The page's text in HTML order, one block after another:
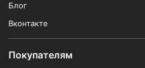
Блог
Вконтакте
Покупателям